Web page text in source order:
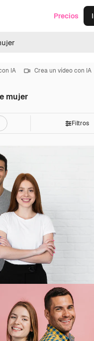
Precios
IA Crea un vídeo con IA
mujer
Filtros